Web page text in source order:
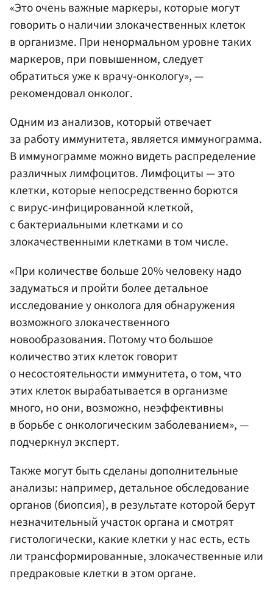
«Это очень важные маркеры, которые могут
говорить о наличии злокачественных клеток
в организме. При ненормальном уровне таких
маркеров, при повышенном, следует
обратиться уже к врачу-онкологу», —
рекомендовал онколог.
Одним из анализов, который отвечает
за работу иммунитета, является иммунограмма.
В иммунограмме можно видеть распределение
различных лимфоцитов. Лимфоциты — это
клетки, которые непосредственно борются
с вирус-инфицированной клеткой,
с бактериальными клетками и со
злокачественными клетками в том числе.
«При количестве больше 20% человеку надо
задуматься и пройти более детальное
исследование у онколога для обнаружения
возможного злокачественного
новообразования. Потому что большое
количество этих клеток говорит
о несостоятельности иммунитета, о том, что
этих клеток вырабатывается в организме
много, но они, возможно, неэффективны
в борьбе с онкологическим заболеванием», —
подчеркнул эксперт.
Также могут быть сделаны дополнительные
анализы: например, детальное обследование
органов (биопсия), в результате которой берут
незначительный участок органа и смотрят
гистологически, какие клетки у нас есть, есть
ли трансформированные, злокачественные или
предраковые клетки в этом органе.